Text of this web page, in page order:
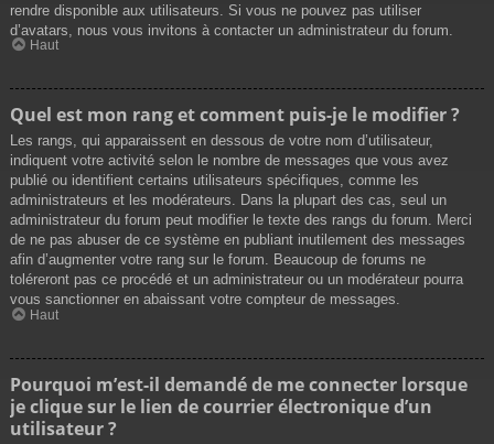
rendre disponible aux utilisateurs. Si vous ne pouvez pas utiliser
d’avatars, nous vous invitons à contacter un administrateur du forum.
Haut
Quel est mon rang et comment puis-je le modifier ?
Les rangs, qui apparaissent en dessous de votre nom d’utilisateur,
indiquent votre activité selon le nombre de messages que vous avez
publié ou identifient certains utilisateurs spécifiques, comme les
administrateurs et les modérateurs. Dans la plupart des cas, seul un
administrateur du forum peut modifier le texte des rangs du forum. Merci
de ne pas abuser de ce système en publiant inutilement des messages
afin d’augmenter votre rang sur le forum. Beaucoup de forums ne
toléreront pas ce procédé et un administrateur ou un modérateur pourra
vous sanctionner en abaissant votre compteur de messages.
Haut
Pourquoi m’est-il demandé de me connecter lorsque
je clique sur le lien de courrier électronique d’un
utilisateur ?